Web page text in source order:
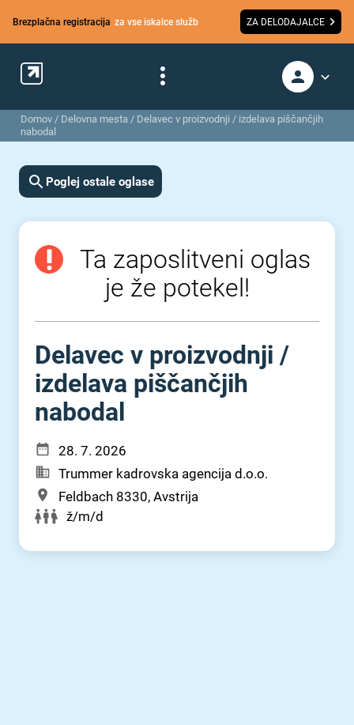
Brezplačna registracija za vse iskalce služb ZA DELODAJALCE
Domov / Delovna mesta / Delavec v proizvodnji / izdelava piščančjih
nabodal
Poglej ostale oglase
Ta zaposlitveni oglas
je že potekel!
Delavec v proizvodnji ⁠/⁠
izdelava piščančjih
nabodal
28. 7. 2026
Trummer kadrovska agencija d.o.o.
Feldbach 8330, Avstrija
ž/m/d